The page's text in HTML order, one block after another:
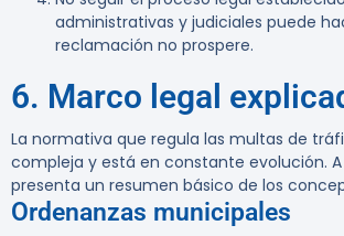
administrativas y judiciales puede
reclamación no prospere.
6. Marco legal
La normativa que regula las multas de
compleja y está en constante evolución.
presenta un resumen básico de los
Ordenanzas municipales